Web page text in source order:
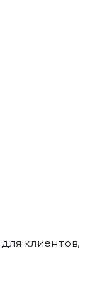
клиентов,